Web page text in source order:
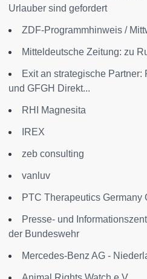
Urlauber sind gefordert
ZDF-Programmhinweis /
Mitteldeutsche Zeitung: zu
Exit an strategische
und GFGH Direkt...
RHI Magnesita
IREX
zeb consulting
vanluv
PTC Therapeutics Germany
Presse- und
der Bundeswehr
Mercedes-Benz AG -